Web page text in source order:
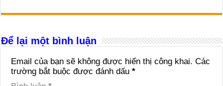
Để lại một bình luận
Email của bạn sẽ không được hiển thị công khai. Các
trường bắt buộc được đánh dấu*